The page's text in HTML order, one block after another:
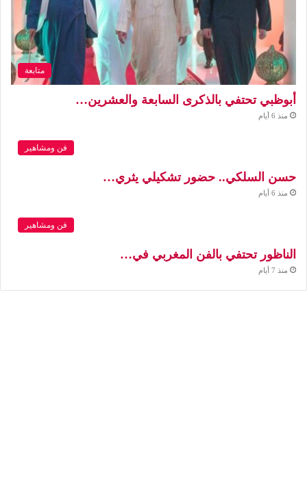
متابعة
أبوظبي تحتفي بالذكرى السابعة والعشرين…
منذ 6 أيام
فن ومشاهير
حسن السلكي.. حضور تشكيلي يثري…
منذ 6 أيام
فن ومشاهير
الناظور تحتفي بالفن المغربي في…
منذ 7 أيام